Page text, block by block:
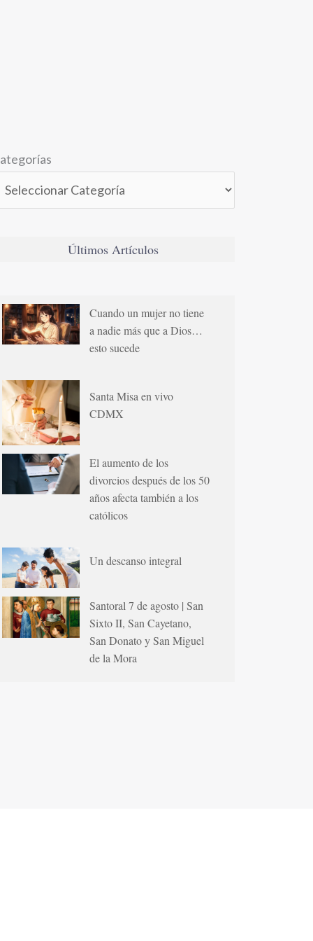
Últimos Artículos
Cuando un mujer no tiene
a nadie más que a Dios…
esto sucede
Santa Misa en vivo
CDMX
El aumento de los
divorcios después de los 50
años afecta también a los
católicos
Un descanso integral
Santoral 7 de agosto | San
Sixto II, San Cayetano,
San Donato y San Miguel
de la Mora